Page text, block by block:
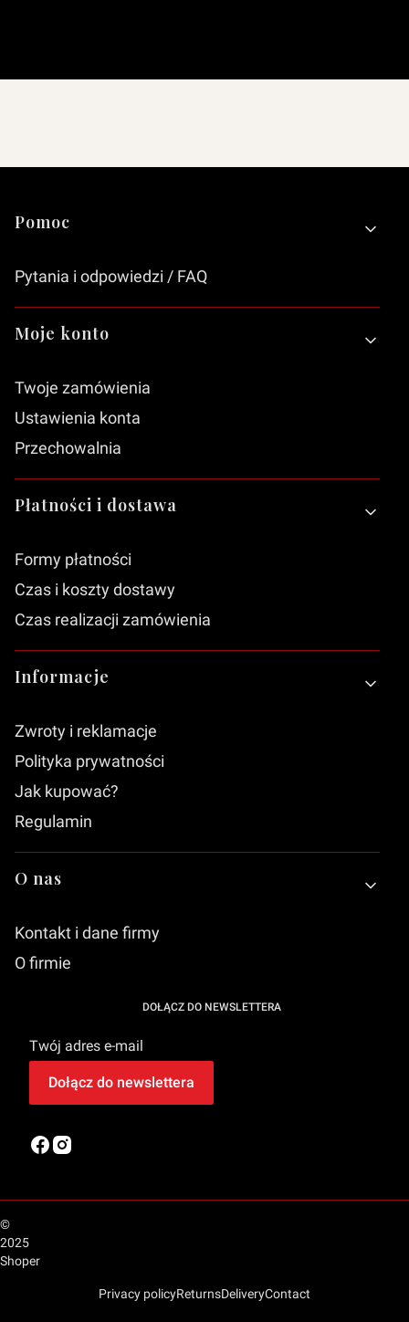
Linki w stopce
Pomoc
Pytania i odpowiedzi / FAQ
Moje konto
Twoje zamówienia
Ustawienia konta
Przechowalnia
Płatności i dostawa
Formy płatności
Czas i koszty dostawy
Czas realizacji zamówienia
Informacje
Zwroty i reklamacje
Polityka prywatności
Jak kupować?
Regulamin
O nas
Kontakt i dane firmy
O firmie
DOŁĄCZ DO NEWSLETTERA
Twój adres e-mail
Dołącz do newslettera
©
2025
Shoper
Privacy policyReturnsDeliveryContact